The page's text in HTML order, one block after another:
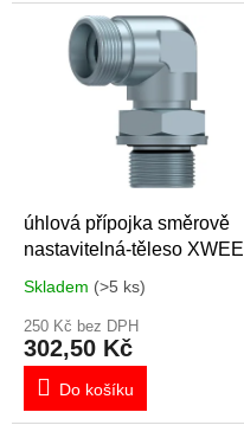
úhlová přípojka směrově
nastavitelná-těleso XWEE
Skladem (>5 ks)
250 Kč bez DPH
302,50 Kč
Do košíku